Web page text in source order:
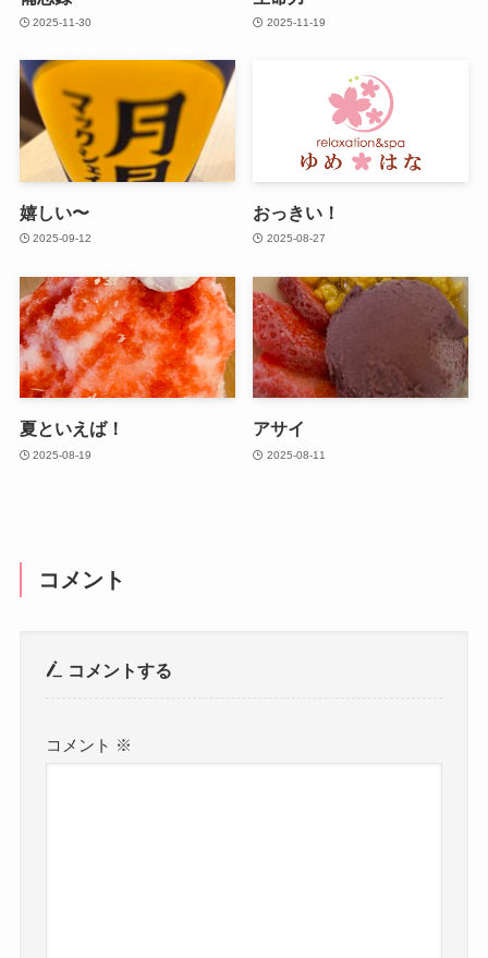
2025-11-30 2025-11-19
嬉しい〜
2025-09-12
おっきい！
2025-08-27
夏といえば！
2025-08-19
アサイ
2025-08-11
コメント
コメントする
コメント ※